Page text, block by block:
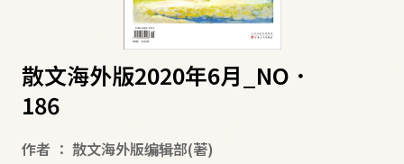
散文海外版2020年6月_NO．
186
作者 ： 散文海外版编辑部(著)